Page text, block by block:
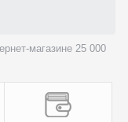
магазине 25 000